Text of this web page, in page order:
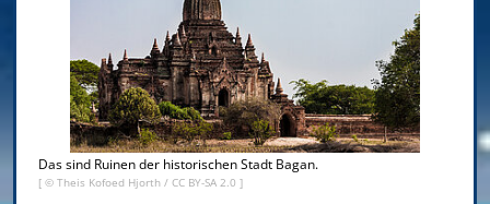
Das sind Ruinen der historischen Stadt Bagan.
[ © Theis Kofoed Hjorth / CC BY-SA 2.0 ]